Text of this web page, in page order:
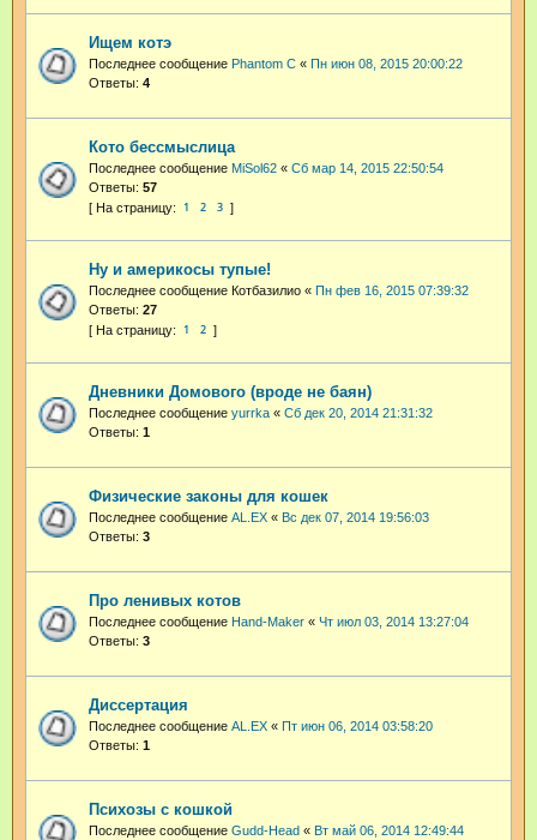
Ищем котэ
Последнее сообщение Phantom C « Пн июн 08, 2015 20:00:22
Ответы: 4
Кото бессмыслица
Последнее сообщение MiSol62 « Сб мар 14, 2015 22:50:54
Ответы: 57
1 2 3
Ну и америкосы тупые!
Последнее сообщение Котбазилио « Пн фев 16, 2015 07:39:32
Ответы: 27
1 2
Дневники Домового (вроде не баян)
Последнее сообщение yurrka « Сб дек 20, 2014 21:31:32
Ответы: 1
Физические законы для кошек
Последнее сообщение AL.EX « Вс дек 07, 2014 19:56:03
Ответы: 3
Про ленивых котов
Последнее сообщение Hand-Maker « Чт июл 03, 2014 13:27:04
Ответы: 3
Диссертация
Последнее сообщение AL.EX « Пт июн 06, 2014 03:58:20
Ответы: 1
Психозы с кошкой
Последнее сообщение Gudd-Head « Вт май 06, 2014 12:49:44